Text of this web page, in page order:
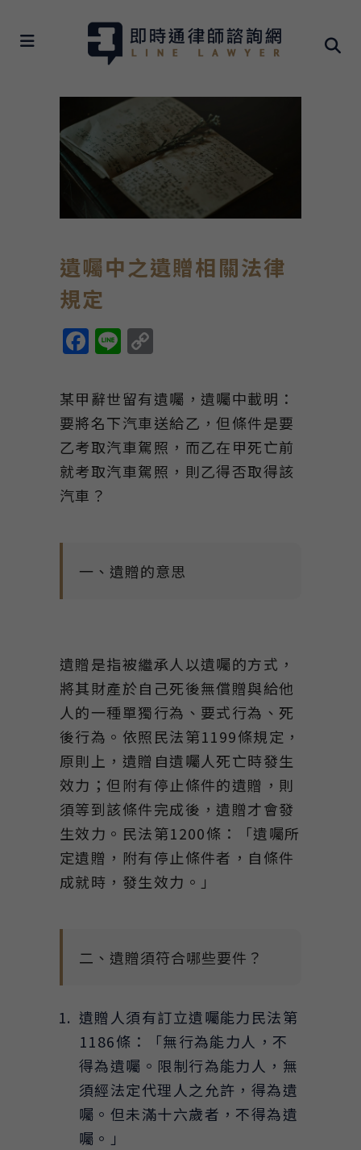
遺囑中之遺贈相關法律
規定
Facebook
Line
某甲辭世留有遺囑，遺囑中載明：
要將名下汽車送給乙，但條件是要
乙考取汽車駕照，而乙在甲死亡前
就考取汽車駕照，則乙得否取得該
汽車？
一、遺贈的意思
遺贈是指被繼承人以遺囑的方式，
將其財產於自己死後無償贈與給他
人的一種單獨行為、要式行為、死
後行為。依照民法第1199條規定，
原則上，遺贈自遺囑人死亡時發生
效力；但附有停止條件的遺贈，則
須等到該條件完成後，遺贈才會發
生效力。民法第1200條：「遺囑所
定遺贈，附有停止條件者，自條件
成就時，發生效力。」
二、遺贈須符合哪些要件？
遺贈人須有訂立遺囑能力民法第
1186條：「無行為能力人，不
得為遺囑。限制行為能力人，無
須經法定代理人之允許，得為遺
囑。但未滿十六歲者，不得為遺
囑。」